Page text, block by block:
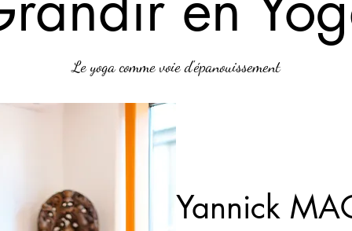
Le yoga comme voie d'épanouissement
Yannick